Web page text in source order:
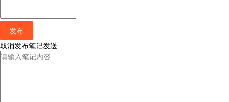
发布
取消发布笔记发送